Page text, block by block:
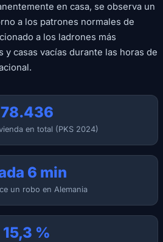
en casa, se observa un
a los patrones normales de
a los ladrones más
casas vacías durante las horas de
78.436
en total (PKS 2024)
6 min
un robo en Alemania
15,3 %